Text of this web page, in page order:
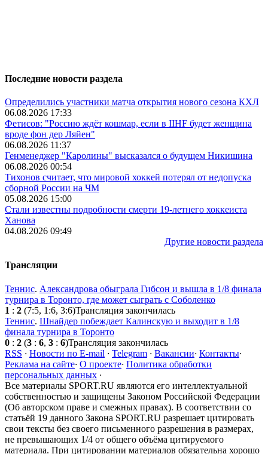
Последние новости раздела
Определились участники матча открытия нового сезона КХЛ
06.08.2026 17:33
Фетисов: "Россию ждёт кошмар, если в IIHF будет женщина
вроде фон дер Ляйен"
06.08.2026 11:37
Генменеджер "Каролины" высказался о будущем Никишина
06.08.2026 00:54
Тихонов считает, что мировой хоккей потерял от недопуска
сборной России на ЧМ
05.08.2026 15:00
Стали известны подробности смерти 19-летнего хоккеиста
Ханова
04.08.2026 09:49
Другие новости раздела
Трансляции
Теннис. Александрова обыграла Гибсон и вышла в 1/8 финала
турнира в Торонто, где может сыграть с Соболенко
1 : 2 (7:5, 1:6, 3:6)Трансляция закончилась
Теннис. Шнайдер побеждает Калинскую и выходит в 1/8
финала турнира в Торонто
0 : 2 (3 : 6, 3 : 6)Трансляция закончилась
RSS · Новости по E-mail · Telegram · Вакансии· Контакты·
Реклама на сайте· О проекте· Политика обработки
персональных данных ·
Все материалы SPORT.RU являются его интеллектуальной
собственностью и защищены Законом Российской Федерации
(Об авторском праве и смежных правах). В соответствии со
статьёй 19 данного Закона SPORT.RU разрешает цитировать
свои тексты без своего письменного разрешения в размерах,
не превышающих 1/4 от общего объёма цитируемого
материала. При цитировании материалов обязательна хорошо